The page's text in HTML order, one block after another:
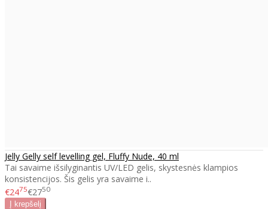
Jelly Gelly self levelling gel, Fluffy Nude, 40 ml
Tai savaime išsilyginantis UV/LED gelis, skystesnės klampios
konsistencijos. Šis gelis yra savaime i..
€2475€2750